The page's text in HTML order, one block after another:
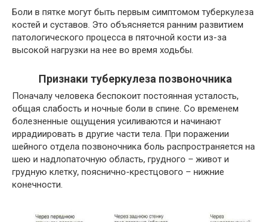
Боли в пятке могут быть первым симптомом туберкулеза
костей и суставов. Это объясняется ранним развитием
патологического процесса в пяточной кости из-за
высокой нагрузки на нее во время ходьбы.
Признаки туберкулеза позвоночника
Поначалу человека беспокоит постоянная усталость,
общая слабость и ночные боли в спине. Со временем
болезненные ощущения усиливаются и начинают
иррадиировать в другие части тела. При поражении
шейного отдела позвоночника боль распространяется на
шею и надлопаточную область, грудного – живот и
грудную клетку, пояснично-крестцового – нижние
конечности.